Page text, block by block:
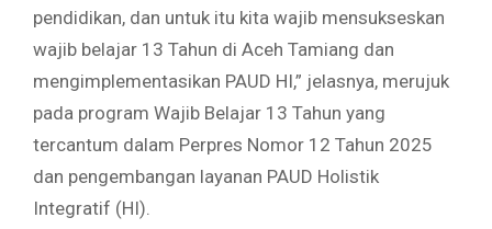
pendidikan, dan untuk itu kita wajib mensukseskan
wajib belajar 13 Tahun di Aceh Tamiang dan
mengimplementasikan PAUD HI,” jelasnya, merujuk
pada program Wajib Belajar 13 Tahun yang
tercantum dalam Perpres Nomor 12 Tahun 2025
dan pengembangan layanan PAUD Holistik
Integratif (HI).